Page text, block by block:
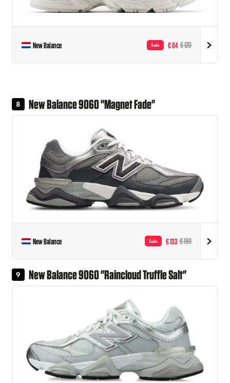
New Balance Sale € 84 € 120
8 New Balance 9060 "Magnet Fade"
New Balance Sale € 133 € 190
9 New Balance 9060 "Raincloud Truffle Salt"